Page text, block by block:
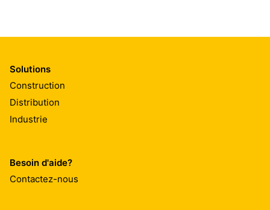
Solutions
Construction
Distribution
Industrie
Besoin d'aide?
Contactez-nous